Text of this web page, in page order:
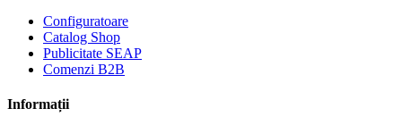
Configuratoare
Catalog Shop
Publicitate SEAP
Comenzi B2B
Informații